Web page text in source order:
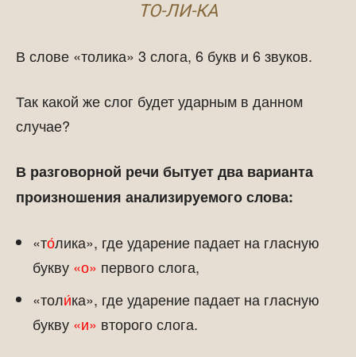
ТО-ЛИ-КА
В слове «толика» 3 слога, 6 букв и 6 звуков.
Так какой же слог будет ударным в данном
случае?
В разговорной речи бытует два варианта
произношения анализируемого слова:
«то́лика», где ударение падает на гласную
букву «о» первого слога,
«толи́ка», где ударение падает на гласную
букву «и» второго слога.